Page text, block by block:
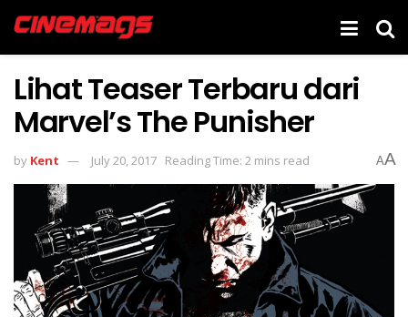
Lihat Teaser Terbaru dari
Marvel’s The Punisher
by Kent July 20, 2017 Reading Time: 2 mins read AA